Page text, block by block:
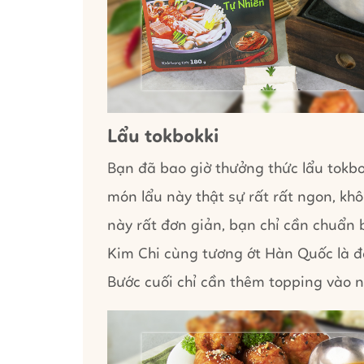
Lẩu tokbokki
Bạn đã bao giờ thưởng thức lẩu
món lẩu này thật sự rất rất ngon,
này rất đơn giản, bạn chỉ cần chuẩn
Kim Chi cùng tương ớt Hàn Quốc là
Bước cuối chỉ cần thêm topping vào